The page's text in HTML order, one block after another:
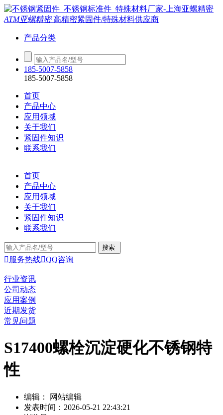
ATM亚螺精密高精密紧固件/特殊材料供应商
产品分类
185-5007-5858
185-5007-5858
首页
产品中心
应用领域
关于我们
紧固件知识
联系我们
首页
产品中心
应用领域
关于我们
紧固件知识
联系我们
 服务热线QQ咨询
行业资讯
公司动态
应用案例
近期发货
常见问题
S17400螺栓沉淀硬化不锈钢特
性
编辑： 网站编辑
发表时间：2026-05-21 22:43:21